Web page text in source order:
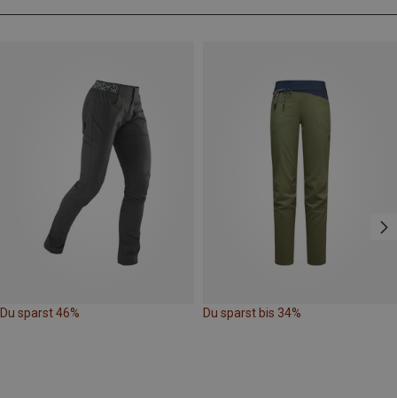
Du sparst 46% Du sparst bis 34%